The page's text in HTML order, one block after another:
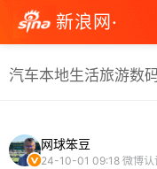
新浪网·
汽车本地生活旅游数
网球笨豆
24-10-01 09:18 微博认